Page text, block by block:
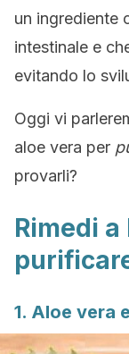
un ingrediente
intestinale e
evitando lo
Oggi vi
aloe vera per
provarli?
Rimedi
1. Aloe vera